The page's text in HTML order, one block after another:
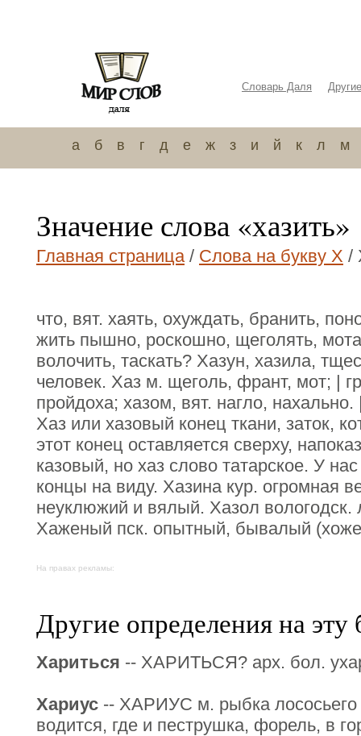
Словарь Даля
а б в г д е ж з и й к л м
Значение слова «хазить»
Главная страница/ Слова на букву Х /
что, вят. хаять, охуждать, бранить,
жить пышно, роскошно, щеголять,
волочить, таскать? Хазун, хазила,
человек. Хаз м. щеголь, франт, мот; |
пройдоха; хазом, вят. нагло, нахально.
Хаз или хазовый конец ткани, заток,
этот конец оставляется сверху,
казовый, но хаз слово татарское. У
концы на виду. Хазина кур. огромная
неуклюжий и вялый. Хазол
Хаженый пск. опытный, бывалый
На правах рекламы:
Другие определения на эту
Хариться -- ХАРИТЬСЯ? арх. бол.
Хариус -- ХАРИУС м. рыбка лососьего
водится, где и пеструшка, форель, в